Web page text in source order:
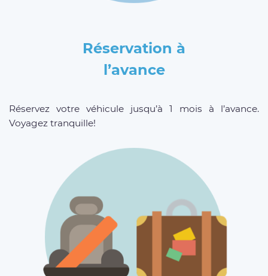
Réservation à
l’avance
Réservez votre véhicule jusqu’à 1 mois à l’avance.
Voyagez tranquille!